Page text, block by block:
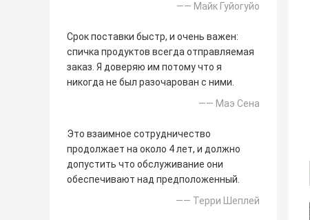
—— Майк Гуйогуйо
Срок поставки быстр, и очень важен:
спичка продуктов всегда отправляемая
заказ. Я доверяю им потому что я
никогда не был разочарован с ними.
—— Маэ Сена
Это взаимное сотрудничество
продолжает на около 4 лет, и должно
допустить что обслуживание они
обеспечивают над предположенный.
—— Терри Шеплей